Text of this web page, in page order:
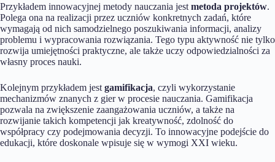
Przykładem innowacyjnej metody nauczania jest metoda projektów.
Polega ona na realizacji przez uczniów konkretnych zadań, które
wymagają od nich samodzielnego poszukiwania informacji, analizy
problemu i wypracowania rozwiązania. Tego typu aktywność nie tylko
rozwija umiejętności praktyczne, ale także uczy odpowiedzialności za
własny proces nauki.
Kolejnym przykładem jest gamifikacja, czyli wykorzystanie
mechanizmów znanych z gier w procesie nauczania. Gamifikacja
pozwala na zwiększenie zaangażowania uczniów, a także na
rozwijanie takich kompetencji jak kreatywność, zdolność do
współpracy czy podejmowania decyzji. To innowacyjne podejście do
edukacji, które doskonale wpisuje się w wymogi XXI wieku.